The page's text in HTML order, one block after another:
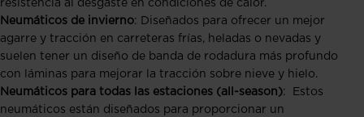
resistencia al desgaste en condiciones de calor.
Neumáticos de invierno: Diseñados para ofrecer un mejor
agarre y tracción en carreteras frías, heladas o nevadas y
suelen tener un diseño de banda de rodadura más profundo
con láminas para mejorar la tracción sobre nieve y hielo.
Neumáticos para todas las estaciones (all-season): Estos
neumáticos están diseñados para proporcionar un